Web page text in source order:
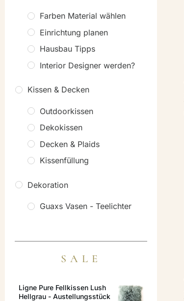
Farben Material wählen
Einrichtung planen
Hausbau Tipps
Interior Designer werden?
Kissen & Decken
Outdoorkissen
Dekokissen
Decken & Plaids
Kissenfüllung
Dekoration
Guaxs Vasen - Teelichter
SALE
Ligne Pure Fellkissen Lush
Hellgrau - Austellungsstück